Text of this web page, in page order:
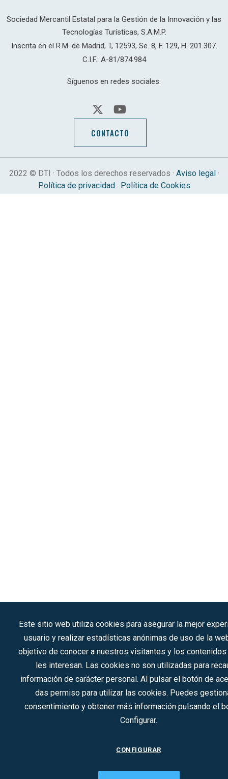
Sociedad Mercantil Estatal para la Gestión de la Innovación y las
Tecnologías Turísticas, S.A.M.P.
Inscrita en el R.M. de Madrid, T, 12593, Se. 8, F. 129, H. 201.307.
C.I.F.: A-81/874.984
Síguenos en redes sociales:
CONTACTO
2022 © DTI · Todos los derechos reservados · Aviso legal·
Política de privacidad· Política de Cookies
Este sitio web utiliza cookies para asegurar la mejor
usuario y realizar estadísticas anónimas de uso de la
objetivo de conocer a nuestros visitantes y los contenidos
les interesan. Las cookies no son utilizadas para
información de carácter personal. Al pulsar el botón de
das permiso para utilizar las cookies. Puedes
consentimiento y obtener más información pulsando el
Configurar.
CONFIGURAR